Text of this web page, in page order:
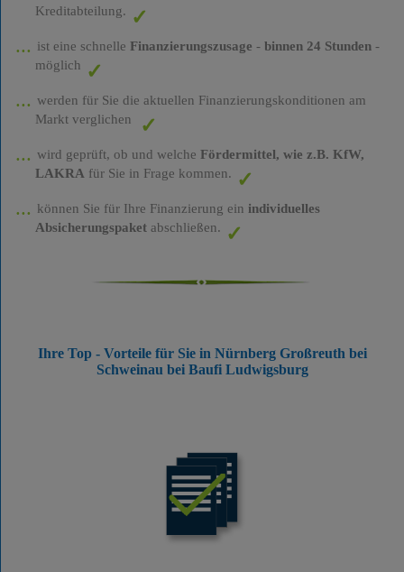
Kreditabteilung.
ist eine schnelle Finanzierungszusage - binnen 24 Stunden-
möglich
werden für Sie die aktuellen Finanzierungskonditionen am
Markt verglichen
wird geprüft, ob und welche Fördermittel, wie z.B. KfW,
LAKRA für Sie in Frage kommen.
können Sie für Ihre Finanzierung ein individuelles
Absicherungspaketabschließen.
Ihre Top - Vorteile für Sie in Nürnberg Großreuth bei
Schweinau bei Baufi Ludwigsburg